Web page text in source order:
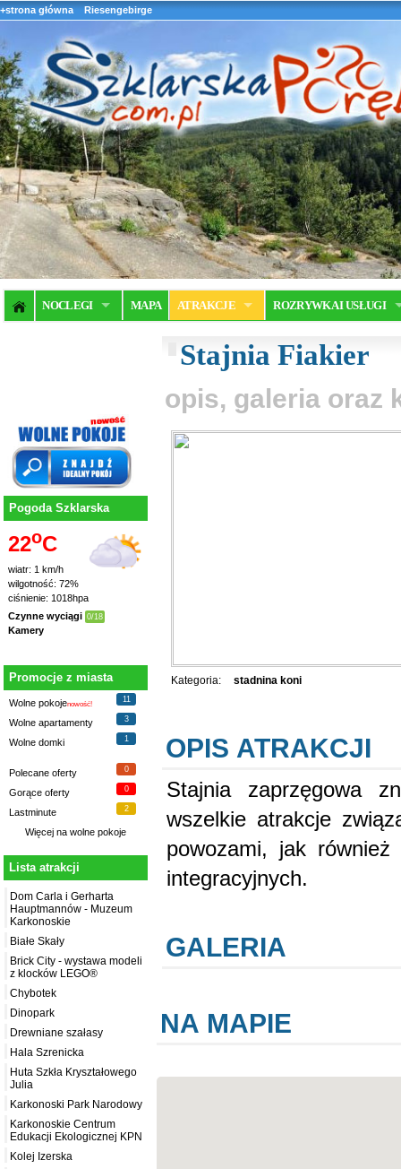
+strona główna Riesengebirge
NOCLEGI MAPA ATRAKCJE ROZRYWKA I USŁUGI
Pogoda Szklarska
22oC
wiatr: 1 km/h
wilgotność: 72%
ciśnienie: 1018hpa
Czynne wyciągi 0/18
Kamery
Promocje z miasta
Wolne pokojenowość!
11
Wolne apartamenty 3
Wolne domki 1
Polecane oferty 0
Gorące oferty 0
Lastminute 2
Więcej na wolne pokoje
Lista atrakcji
Dom Carla i Gerharta
Hauptmannów - Muzeum
Karkonoskie
Białe Skały
Brick City - wystawa modeli
z klocków LEGO®
Chybotek
Dinopark
Drewniane szałasy
Hala Szrenicka
Huta Szkła Kryształowego
Julia
Karkonoski Park Narodowy
Karkonoskie Centrum
Edukacji Ekologicznej KPN
Kolej Izerska
Stajnia Fiakier
opis, galeria oraz
Kategoria: stadnina koni
OPIS ATRAKCJI
Stajnia zaprzęgowa
wszelkie atrakcje
powozami, jak
integracyjnych.
GALERIA
NA MAPIE